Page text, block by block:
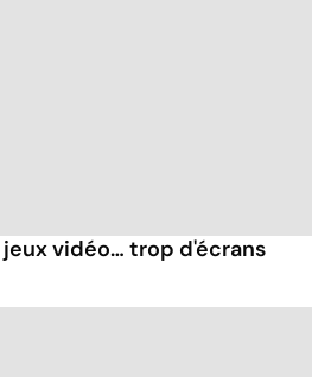
vidéo… trop d'écrans